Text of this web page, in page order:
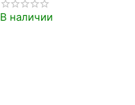
В наличии